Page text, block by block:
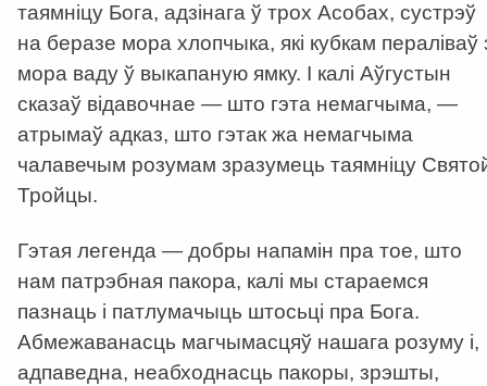
таямніцу Бога, адзінага ў трох Асобах, сустрэў
на беразе мора хлопчыка, які кубкам пераліваў
мора ваду ў выкапаную ямку. І калі Аўгустын
сказаў відавочнае — што гэта немагчыма, —
атрымаў адказ, што гэтак жа немагчыма
чалавечым розумам зразумець таямніцу
Тройцы.
Гэтая легенда — добры напамін пра тое, што
нам патрэбная пакора, калі мы стараемся
пазнаць і патлумачыць штосьці пра Бога.
Абмежаванасць магчымасцяў нашага розуму і,
адпаведна, неабходнасць пакоры, зрэшты,